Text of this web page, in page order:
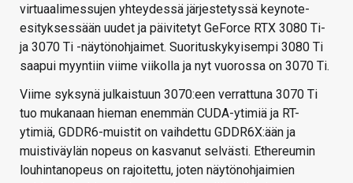
virtuaalimessujen yhteydessä järjestetyssä keynote-
esityksessään uudet ja päivitetyt GeForce RTX 3080 Ti-
ja 3070 Ti -näytönohjaimet. Suorituskykyisempi 3080 Ti
saapui myyntiin viime viikolla ja nyt vuorossa on 3070 Ti.
Viime syksynä julkaistuun 3070:een verrattuna 3070 Ti
tuo mukanaan hieman enemmän CUDA-ytimiä ja RT-
ytimiä, GDDR6-muistit on vaihdettu GDDR6X:ään ja
muistiväylän nopeus on kasvanut selvästi. Ethereumin
louhintanopeus on rajoitettu, joten näytönohjaimien